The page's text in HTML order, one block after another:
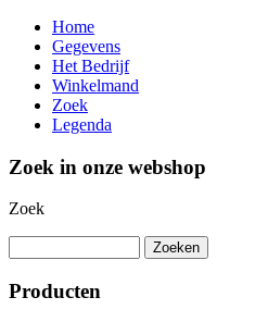
Home
Gegevens
Het Bedrijf
Winkelmand
Zoek
Legenda
Zoek in onze webshop
Zoek
Producten